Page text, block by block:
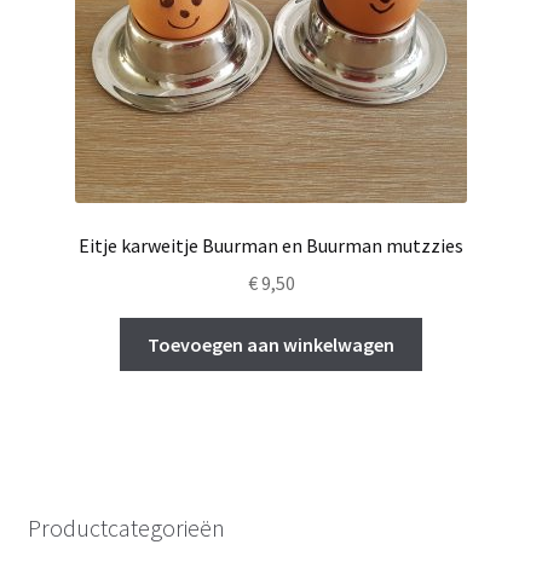
de
productpagina
Eitje karweitje Buurman en Buurman mutzzies
€9,50
Toevoegen aan winkelwagen
Productcategorieën